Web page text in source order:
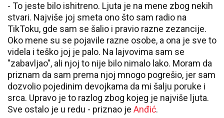
- To jeste bilo ishitreno. Ljuta je na mene zbog nekih
stvari. Najviše joj smeta ono što sam radio na
TikToku, gde sam se šalio i pravio razne zezancije.
Oko mene su se pojavile razne osobe, a ona je sve to
videla i teško joj je palo. Na lajvovima sam se
"zabavljao", ali njoj to nije bilo nimalo lako. Moram da
priznam da sam prema njoj mnogo pogrešio, jer sam
dozvolio pojedinim devojkama da mi šalju poruke i
srca. Upravo je to razlog zbog kojeg je najviše ljuta.
Sve ostalo je u redu - priznao je Anđić.